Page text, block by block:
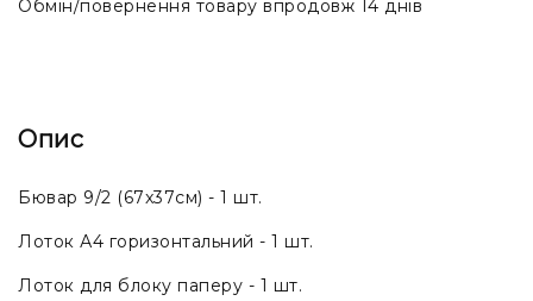
Обмін/повернення товару впродовж 14 днів
Опис
Бювар 9/2 (67x37см) - 1 шт.
Лоток А4 горизонтальний - 1 шт.
Лоток для блоку паперу - 1 шт.